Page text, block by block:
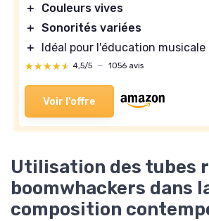
＋
Couleurs vives
＋ Sonorités variées
＋
Idéal pour l'éducation musicale
★★★★★
★★★★★ 4,5/5 — 1056 avis
Voir l'offre
Utilisation des tubes
boomwhackers dans
composition